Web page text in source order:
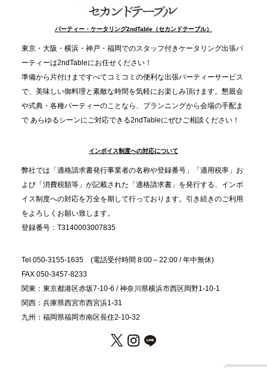
TBS「Nスタ」で、2ndTable「1DISH」が紹介され
ました
2025.11.21
プレスリリースのご案内｜忘年会は“移動時間ゼロ
分”の時代へ。法人注文が前年比5倍に伸びた「宅配
オードブル」が提案する、新しい乾杯文化
プレスリリースのご案内｜職場で完結する“忘年会・
納会ケータリング”が人気。幹事負担を軽減し、社内
コミュニケーションを促進
パーティー・ケータリング2ndTable（セカンドテーブル）
東京・大阪・横浜・神戸・福岡でのスタッフ付きケータリング出張パ
ーティーは2ndTableにお任せください！
準備から片付けまですべてコミコミの便利な出張パーティーサービス
で、美味しい御料理と素敵な時間を気軽にお楽しみ頂けます。懇親会
や式典・各種パーティーのことなら、プランニングから会場の手配ま
で あらゆるシーンにご対応できる2ndTableにぜひご相談ください！
インボイス制度への対応について
弊社では「適格請求書発行事業者の名称や登録番号」「適用税率」お
よび「消費税額等」が記載された「適格請求書」を発行する、インボ
イス制度への対応を万全を期して行っております。引き続きのご利用
をよろしくお願い致します。
登録番号：T3140003007835
Tel 050-3155-1635 (電話受付時間 8:00～22:00 / 年中無休)
FAX 050-3457-8233
関東：東京都港区赤坂7-10-6 / 神奈川県横浜市西区岡野1-10-1
関西：兵庫県西宮市西宮浜1-31
九州：福岡県福岡市南区長住2-10-32